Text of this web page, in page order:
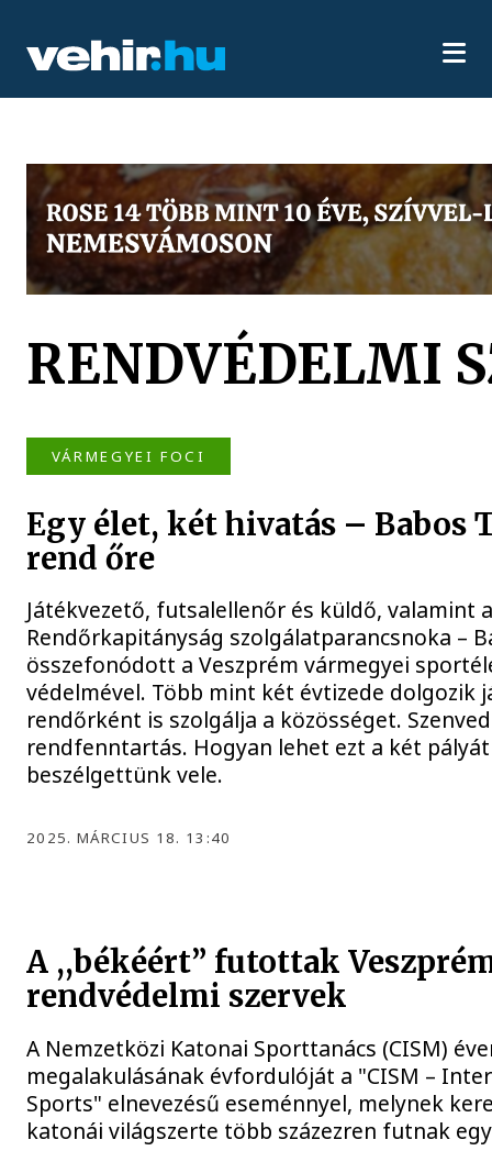
RENDVÉDELMI
VÁRMEGYEI FOCI
Egy élet, két hivatás – Babos
rend őre
Játékvezető, futsalellenőr és küldő, valamint
Rendőrkapitányság szolgálatparancsnoka –
összefonódott a Veszprém vármegyei
védelmével. Több mint két évtizede dolgozik
rendőrként is szolgálja a közösséget.
rendfenntartás. Hogyan lehet ezt a két
beszélgettünk vele.
2025. MÁRCIUS 18. 13:40
A ,,békéért” futottak
rendvédelmi szervek
A Nemzetközi Katonai Sporttanács (CISM)
megalakulásának évfordulóját a "CISM –
Sports" elnevezésű eseménnyel, melynek
katonái világszerte több százezren futnak